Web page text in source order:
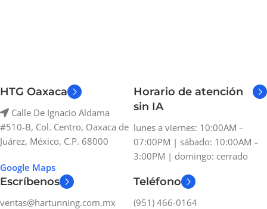
HTG Oaxaca
Calle De Ignacio Aldama
#510-B, Col. Centro, Oaxaca de
Juárez, México, C.P. 68000
Google Maps
Horario de atención
sin IA
lunes a viernes: 10:00AM –
07:00PM | sábado: 10:00AM –
3:00PM | domingo: cerrado
Escríbenos
ventas@hartunning.com.mx
Teléfono
(951) 466-0164